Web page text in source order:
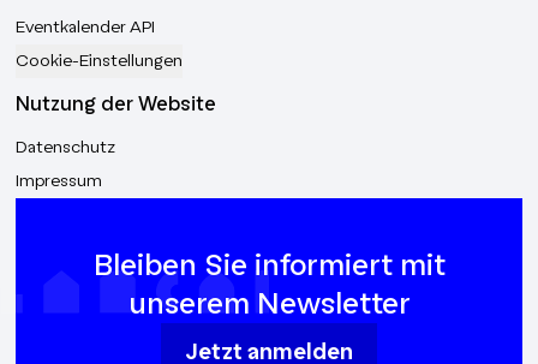
Eventkalender API
Cookie-Einstellungen
Nutzung der Website
Datenschutz
Impressum
Bleiben Sie informiert mit
unserem Newsletter
Jetzt anmelden